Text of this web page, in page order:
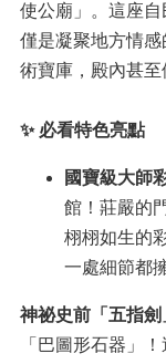
使公廟」。這座
僅是凝聚地方情
術寶庫，殿內甚至
✨ 必看特色亮點
國寶級大師
館！莊嚴的
栩栩如生的
一處細節都
神祕史前「五指劍
「巴圖形石器」